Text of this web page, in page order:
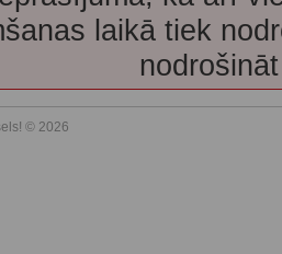
laikā tiek
© 2026